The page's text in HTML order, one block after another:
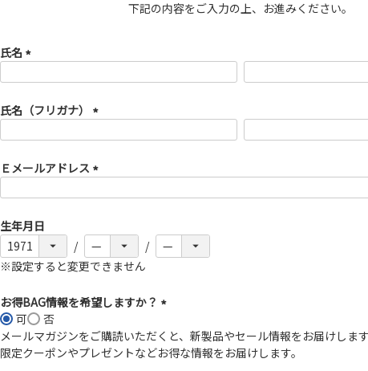
下記の内容をご入力の上、お進みください。
氏名
氏名（フリガナ）
Ｅメールアドレス
生年月日
※設定すると変更できません
お得BAG情報を希望しますか？
須)
可
否
メールマガジンをご購読いただくと、新製品やセール情報をお届けしま
限定クーポンやプレゼントなどお得な情報をお届けします。